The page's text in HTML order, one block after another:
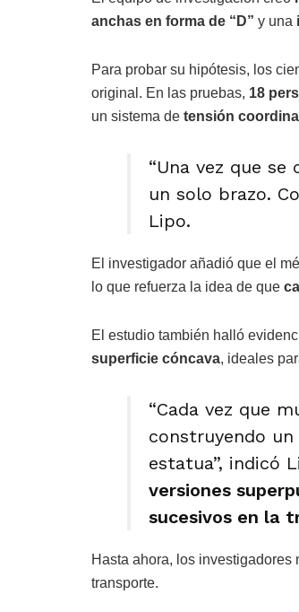
anchas en forma de “D” y una
Para probar su hipótesis, los
original. En las pruebas, 18
un sistema de tensión
“Una vez que
un solo brazo.
Lipo.
El investigador añadió que el
lo que refuerza la idea de que
El estudio también halló
superficie cóncava, ideales
“Cada vez que
construyendo
estatua”, indicó
versiones
sucesivos en la
Hasta ahora, los investigadores
transporte.